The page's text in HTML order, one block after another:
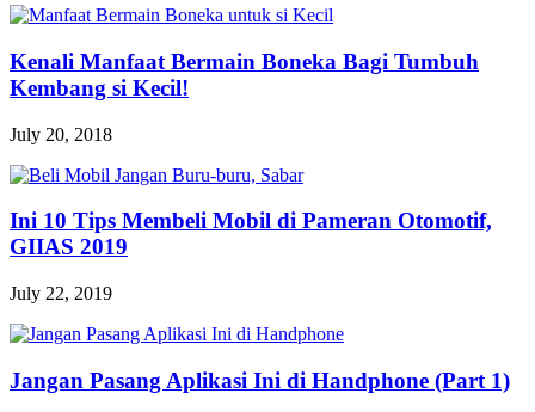
Kenali Manfaat Bermain Boneka Bagi Tumbuh
Kembang si Kecil!
July 20, 2018
Ini 10 Tips Membeli Mobil di Pameran Otomotif,
GIIAS 2019
July 22, 2019
Jangan Pasang Aplikasi Ini di Handphone (Part 1)